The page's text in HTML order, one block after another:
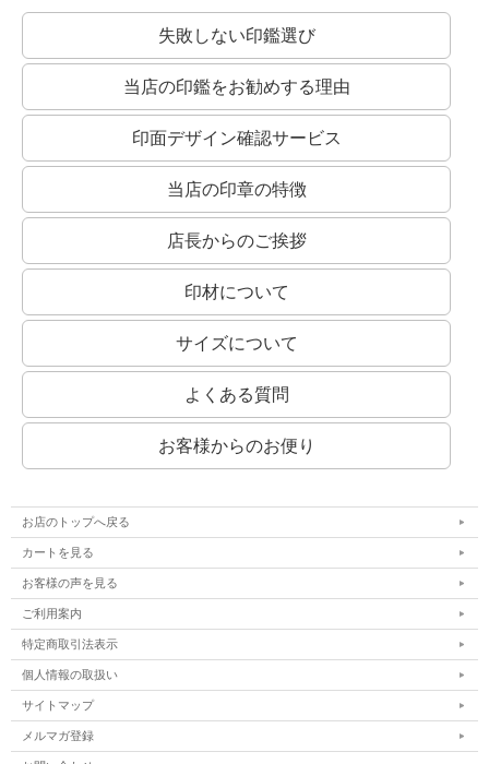
失敗しない印鑑選び
当店の印鑑をお勧めする理由
印面デザイン確認サービス
当店の印章の特徴
店長からのご挨拶
印材について
サイズについて
よくある質問
お客様からのお便り
お店のトップへ戻る
カートを見る
お客様の声を見る
ご利用案内
特定商取引法表示
個人情報の取扱い
サイトマップ
メルマガ登録